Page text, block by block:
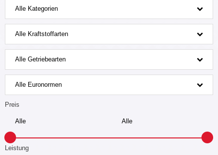
Alle Kategorien
Alle Kraftstoffarten
Alle Getriebearten
Alle Euronormen
Preis
Leistung